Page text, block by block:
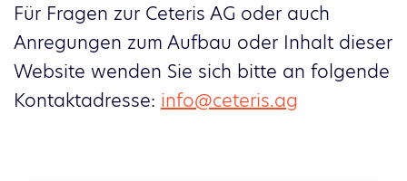
Für Fragen zur Ceteris AG oder auch
Anregungen zum Aufbau oder Inhalt dieser
Website wenden Sie sich bitte an folgende
Kontaktadresse: info@ceteris.ag